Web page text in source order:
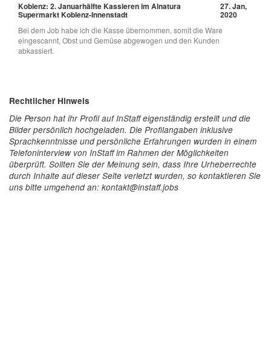
Koblenz: 2. Januarhälfte Kassieren im Alnatura
Supermarkt Koblenz-Innenstadt
27. Jan,
2020
Bei dem Job habe ich die Kasse übernommen, somit die Ware
eingescannt, Obst und Gemüse abgewogen und den Kunden
abkassiert.
Rechtlicher Hinweis
Die Person hat ihr Profil auf InStaff eigenständig erstellt und die
Bilder persönlich hochgeladen. Die Profilangaben inklusive
Sprachkenntnisse und persönliche Erfahrungen wurden in einem
Telefoninterview von InStaff im Rahmen der Möglichkeiten
überprüft. Sollten Sie der Meinung sein, dass Ihre Urheberrechte
durch Inhalte auf dieser Seite verletzt wurden, so kontaktieren Sie
uns bitte umgehend an: kontakt@instaff.jobs